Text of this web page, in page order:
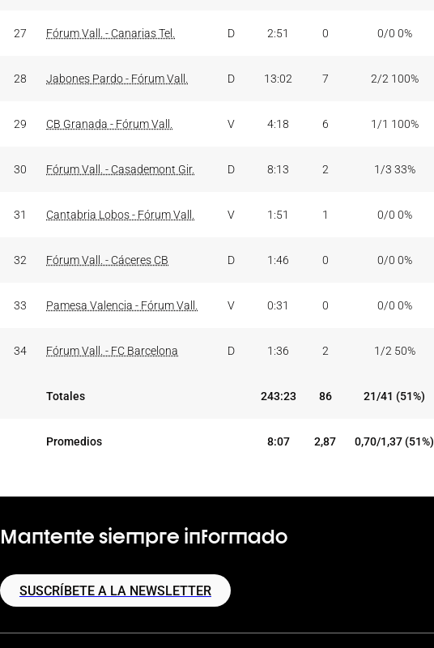
27 Fórum Vall. - Canarias Tel. D 2:51 0 0/0 0%
28 Jabones Pardo - Fórum Vall. D 13:02 7 2/2 100%
29 CB Granada - Fórum Vall. V 4:18 6 1/1 100%
30 Fórum Vall. - Casademont Gir. D 8:13 2 1/3 33%
31 Cantabria Lobos - Fórum Vall. V 1:51 1 0/0 0%
32 Fórum Vall. - Cáceres CB D 1:46 0 0/0 0%
33 Pamesa Valencia - Fórum Vall. V 0:31 0 0/0 0%
34 Fórum Vall. - FC Barcelona D 1:36 2 1/2 50%
Totales 243:23 86 21/41 (51%)
Promedios 8:07 2,87 0,70/1,37 (51%)
Mantente siempre informado
SUSCRÍBETE A LA NEWSLETTER